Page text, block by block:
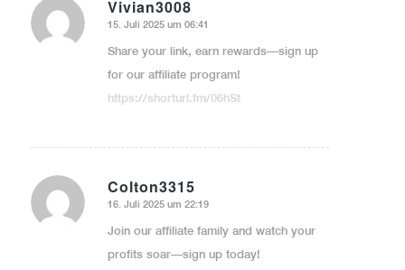
Vivian3008
sagte:
15. Juli 2025 um 06:41
Share your link, earn rewards—sign up
for our affiliate program!
https://shorturl.fm/06hSt
Colton3315
sagte:
16. Juli 2025 um 22:19
Join our affiliate family and watch your
profits soar—sign up today!